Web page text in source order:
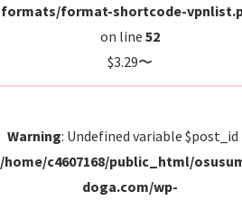
formats/format-shortcode-
on line 52
$3.29〜
Warning: Undefined variable $post_id
/home/c4607168/public_html/
doga.com/wp-